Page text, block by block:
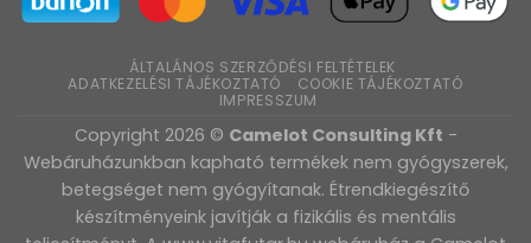
ÁLTALÁNOS SZERZŐDÉSI FELTÉTELEK
ADATKEZELÉSI TÁJÉKOZTATÓ
COOKIE TÁJÉKOZTATÓ
IMPRESSZUM
Copyright 2026 © Camelot Consulting Kft -
Webáruházunkban kapható termékek nem gyógyszerek,
betegséget nem gyógyítanak. Étrendkiegészítő
készítményeink javítják a fizikális és mentális